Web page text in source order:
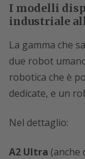
I modelli
industriale
La gamma che
due robot
robotica che è
dedicate, e un
Nel dettaglio:
A2 Ultra (anche